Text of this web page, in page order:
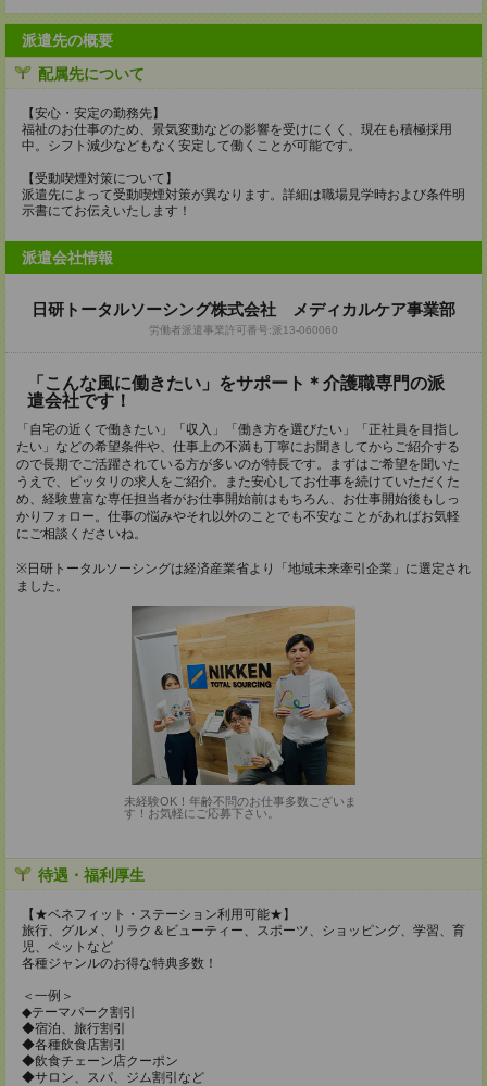
派遣先の概要
配属先について
【安心・安定の勤務先】
福祉のお仕事のため、景気変動などの影響を受けにくく、現在も積極採用
中。シフト減少などもなく安定して働くことが可能です。
【受動喫煙対策について】
派遣先によって受動喫煙対策が異なります。詳細は職場見学時および条件明
示書にてお伝えいたします！
派遣会社情報
日研トータルソーシング株式会社 メディカルケア事業部
労働者派遣事業許可番号:派13-060060
「こんな風に働きたい」をサポート＊介護職専門の派
遣会社です！
「自宅の近くで働きたい」「収入」「働き方を選びたい」「正社員を目指し
たい」などの希望条件や、仕事上の不満も丁寧にお聞きしてからご紹介する
ので長期でご活躍されている方が多いのが特長です。まずはご希望を聞いた
うえで、ピッタリの求人をご紹介。また安心してお仕事を続けていただくた
め、経験豊富な専任担当者がお仕事開始前はもちろん、お仕事開始後もしっ
かりフォロー。仕事の悩みやそれ以外のことでも不安なことがあればお気軽
にご相談くださいね。
※日研トータルソーシングは経済産業省より「地域未来牽引企業」に選定され
ました。
未経験OK！年齢不問のお仕事多数ございま
す！お気軽にご応募下さい。
待遇・福利厚生
【★ベネフィット・ステーション利用可能★】
旅行、グルメ、リラク＆ビューティー、スポーツ、ショッピング、学習、育
児、ペットなど
各種ジャンルのお得な特典多数！
＜一例＞
◆テーマパーク割引
◆宿泊、旅行割引
◆各種飲食店割引
◆飲食チェーン店クーポン
◆サロン、スパ、ジム割引など